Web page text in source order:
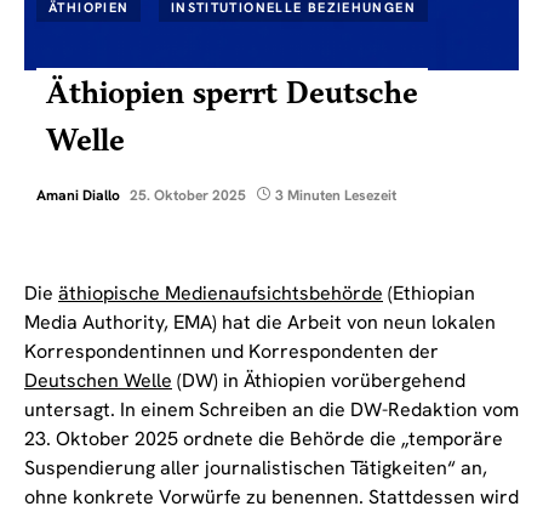
ÄTHIOPIEN INSTITUTIONELLE BEZIEHUNGEN
Äthiopien sperrt Deutsche
Welle
Amani Diallo 25. Oktober 2025 3 Minuten Lesezeit
Die äthiopische Medienaufsichtsbehörde (Ethiopian
Media Authority, EMA) hat die Arbeit von neun lokalen
Korrespondentinnen und Korrespondenten der
Deutschen Welle (DW) in Äthiopien vorübergehend
untersagt. In einem Schreiben an die DW-Redaktion vom
23. Oktober 2025 ordnete die Behörde die „temporäre
Suspendierung aller journalistischen Tätigkeiten“ an,
ohne konkrete Vorwürfe zu benennen. Stattdessen wird